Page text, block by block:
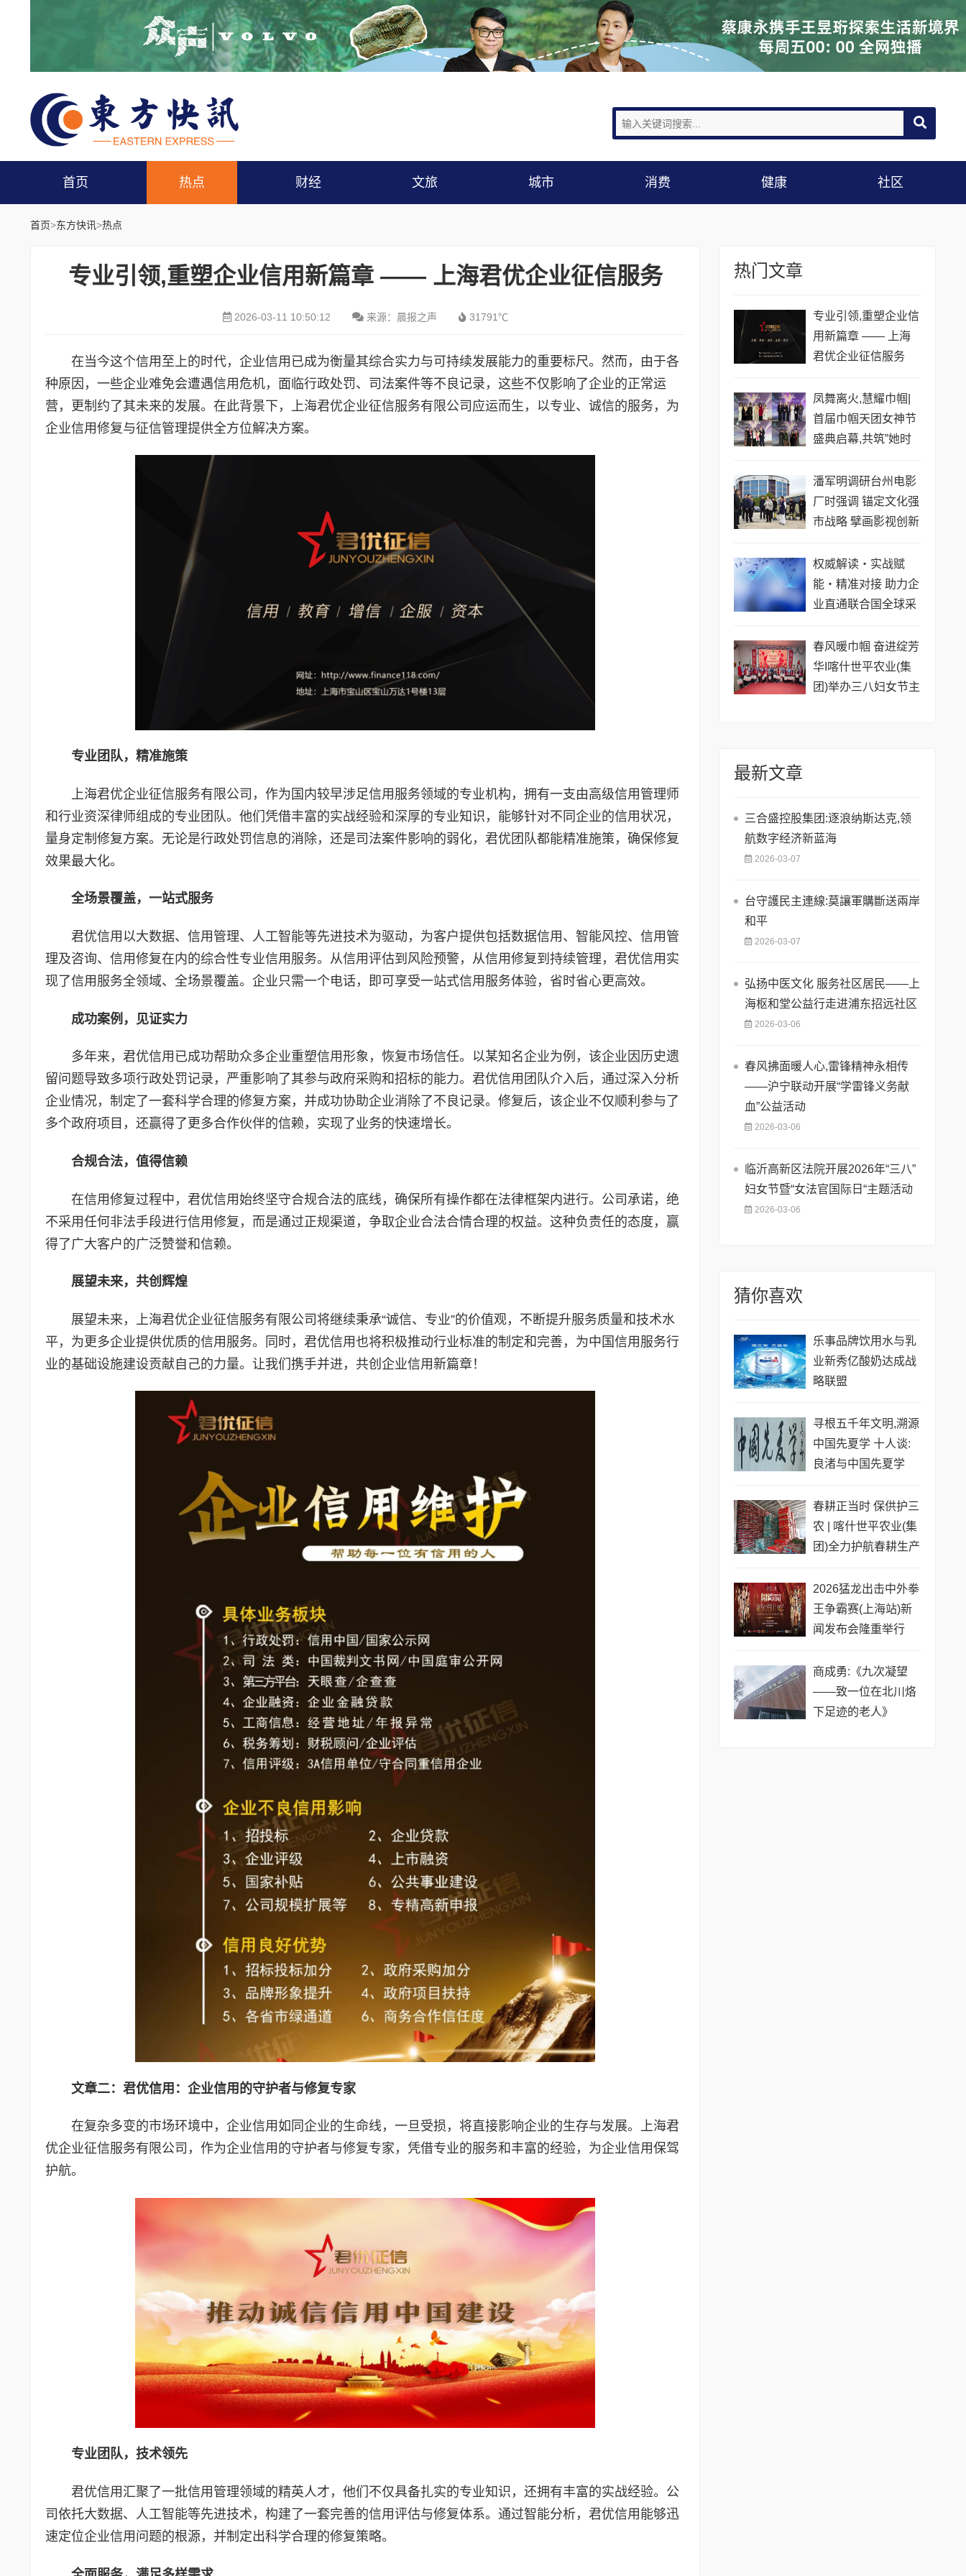
首页 热点 财经 文旅 城市 消费 健康 社区
首页>东方快讯>热点
专业引领,重塑企业信用新篇章 —— 上海君优企业征信服务
2026-03-11 10:50:12 来源：晨报之声 31791℃
在当今这个信用至上的时代，企业信用已成为衡量其综合实力与可持续发展能力的重要标尺。然而，由于各
种原因，一些企业难免会遭遇信用危机，面临行政处罚、司法案件等不良记录，这些不仅影响了企业的正常运
营，更制约了其未来的发展。在此背景下，上海君优企业征信服务有限公司应运而生，以专业、诚信的服务，为
企业信用修复与征信管理提供全方位解决方案。
专业团队，精准施策
上海君优企业征信服务有限公司，作为国内较早涉足信用服务领域的专业机构，拥有一支由高级信用管理师
和行业资深律师组成的专业团队。他们凭借丰富的实战经验和深厚的专业知识，能够针对不同企业的信用状况，
量身定制修复方案。无论是行政处罚信息的消除，还是司法案件影响的弱化，君优团队都能精准施策，确保修复
效果最大化。
全场景覆盖，一站式服务
君优信用以大数据、信用管理、人工智能等先进技术为驱动，为客户提供包括数据信用、智能风控、信用管
理及咨询、信用修复在内的综合性专业信用服务。从信用评估到风险预警，从信用修复到持续管理，君优信用实
现了信用服务全领域、全场景覆盖。企业只需一个电话，即可享受一站式信用服务体验，省时省心更高效。
成功案例，见证实力
多年来，君优信用已成功帮助众多企业重塑信用形象，恢复市场信任。以某知名企业为例，该企业因历史遗
留问题导致多项行政处罚记录，严重影响了其参与政府采购和招标的能力。君优信用团队介入后，通过深入分析
企业情况，制定了一套科学合理的修复方案，并成功协助企业消除了不良记录。修复后，该企业不仅顺利参与了
多个政府项目，还赢得了更多合作伙伴的信赖，实现了业务的快速增长。
合规合法，值得信赖
在信用修复过程中，君优信用始终坚守合规合法的底线，确保所有操作都在法律框架内进行。公司承诺，绝
不采用任何非法手段进行信用修复，而是通过正规渠道，争取企业合法合情合理的权益。这种负责任的态度，赢
得了广大客户的广泛赞誉和信赖。
展望未来，共创辉煌
展望未来，上海君优企业征信服务有限公司将继续秉承“诚信、专业”的价值观，不断提升服务质量和技术水
平，为更多企业提供优质的信用服务。同时，君优信用也将积极推动行业标准的制定和完善，为中国信用服务行
业的基础设施建设贡献自己的力量。让我们携手并进，共创企业信用新篇章！
文章二：君优信用：企业信用的守护者与修复专家
在复杂多变的市场环境中，企业信用如同企业的生命线，一旦受损，将直接影响企业的生存与发展。上海君
优企业征信服务有限公司，作为企业信用的守护者与修复专家，凭借专业的服务和丰富的经验，为企业信用保驾
护航。
专业团队，技术领先
君优信用汇聚了一批信用管理领域的精英人才，他们不仅具备扎实的专业知识，还拥有丰富的实战经验。公
司依托大数据、人工智能等先进技术，构建了一套完善的信用评估与修复体系。通过智能分析，君优信用能够迅
速定位企业信用问题的根源，并制定出科学合理的修复策略。
热门文章
专业引领,重塑企业信
用新篇章 —— 上海
君优企业征信服务
凤舞离火,慧耀巾帼|
首届巾帼天团女神节
盛典启幕,共筑”她时
潘军明调研台州电影
厂时强调 锚定文化强
市战略 擘画影视创新
权威解读・实战赋
能・精准对接 助力企
业直通联合国全球采
春风暖巾帼 奋进绽芳
华I喀什世平农业(集
团)举办三八妇女节主
最新文章
三合盛控股集团:逐浪纳斯达克,领
航数字经济新蓝海
2026-03-07
台守護民主連線:莫讓軍購斷送兩岸
和平
2026-03-07
弘扬中医文化 服务社区居民——上
海枢和堂公益行走进浦东招远社区
2026-03-06
春风拂面暖人心,雷锋精神永相传
——沪宁联动开展“学雷锋义务献
血”公益活动
2026-03-06
临沂高新区法院开展2026年“三八”
妇女节暨“女法官国际日“主题活动
2026-03-06
猜你喜欢
乐事品牌饮用水与乳
业新秀亿酸奶达成战
略联盟
寻根五千年文明,溯源
中国先夏学 十人谈:
良渚与中国先夏学
春耕正当时 保供护三
农 | 喀什世平农业(集
团)全力护航春耕生产
2026猛龙出击中外拳
王争霸赛(上海站)新
闻发布会隆重举行
商成勇:《九次凝望
——致一位在北川烙
下足迹的老人》